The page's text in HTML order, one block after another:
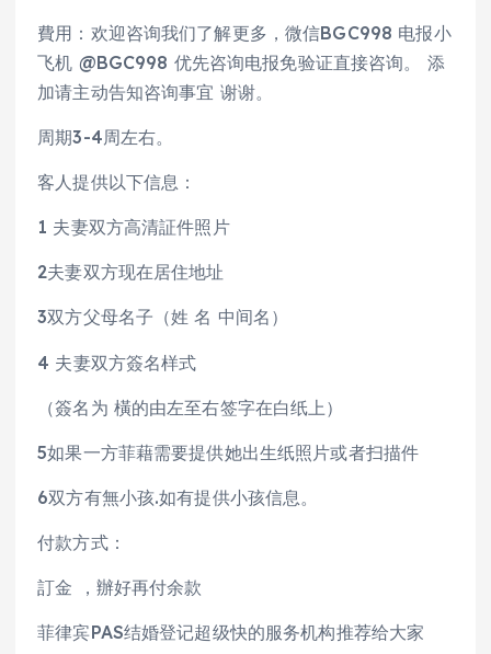
費用：欢迎咨询我们了解更多，微信BGC998 电报小
飞机 @BGC998 优先咨询电报免验证直接咨询。 添
加请主动告知咨询事宜 谢谢。
周期3-4周左右。
客人提供以下信息：
1 夫妻双方高清証件照片
2夫妻双方现在居住地址
3双方父母名子（姓 名 中间名）
4 夫妻双方簽名样式
（簽名为 橫的由左至右签字在白纸上）
5如果一方菲藉需要提供她出生纸照片或者扫描件
6双方有無小孩.如有提供小孩信息。
付款方式：
訂金 ，辦好再付余款
菲律宾PAS结婚登记超级快的服务机构推荐给大家